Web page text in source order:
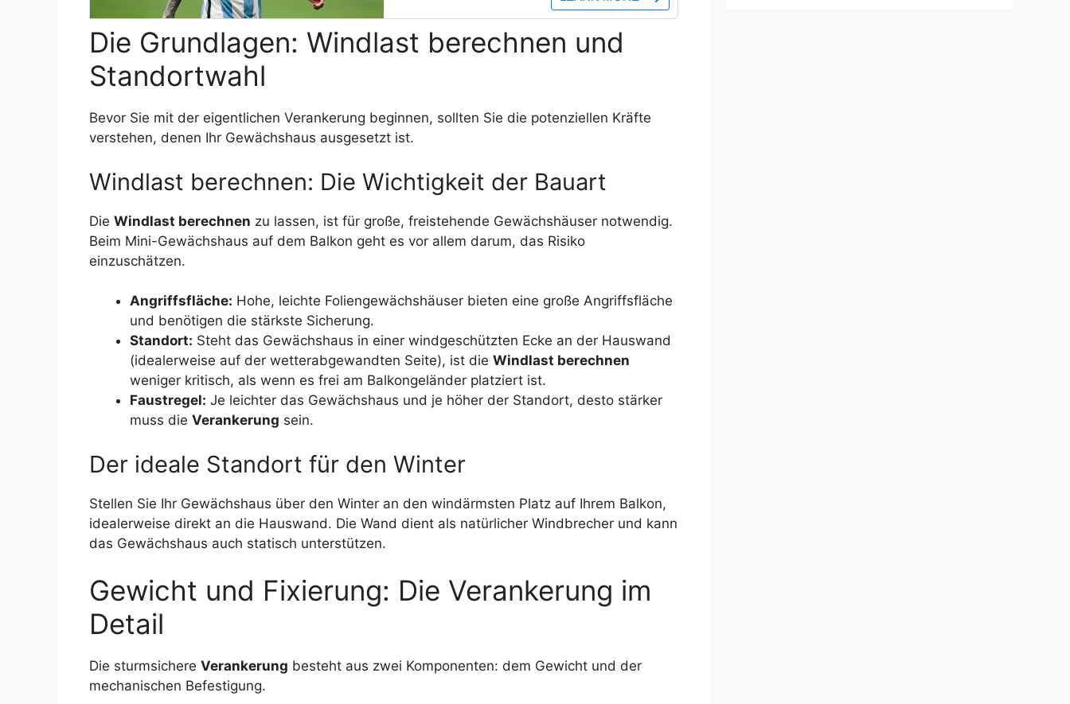
Die Grundlagen: Windlast berechnen und
Standortwahl
Bevor Sie mit der eigentlichen Verankerung beginnen, sollten Sie die potenziellen Kräfte
verstehen, denen Ihr Gewächshaus ausgesetzt ist.
Windlast berechnen: Die Wichtigkeit der Bauart
Die Windlast berechnen zu lassen, ist für große, freistehende Gewächshäuser notwendig.
Beim Mini-Gewächshaus auf dem Balkon geht es vor allem darum, das Risiko
einzuschätzen.
Angriffsfläche: Hohe, leichte Foliengewächshäuser bieten eine große Angriffsfläche
und benötigen die stärkste Sicherung.
Standort: Steht das Gewächshaus in einer windgeschützten Ecke an der Hauswand
(idealerweise auf der wetterabgewandten Seite), ist die Windlast berechnen
weniger kritisch, als wenn es frei am Balkongeländer platziert ist.
Faustregel: Je leichter das Gewächshaus und je höher der Standort, desto stärker
muss die Verankerung sein.
Der ideale Standort für den Winter
Stellen Sie Ihr Gewächshaus über den Winter an den windärmsten Platz auf Ihrem Balkon,
idealerweise direkt an die Hauswand. Die Wand dient als natürlicher Windbrecher und kann
das Gewächshaus auch statisch unterstützen.
Gewicht und Fixierung: Die Verankerung im
Detail
Die sturmsichere Verankerung besteht aus zwei Komponenten: dem Gewicht und der
mechanischen Befestigung.